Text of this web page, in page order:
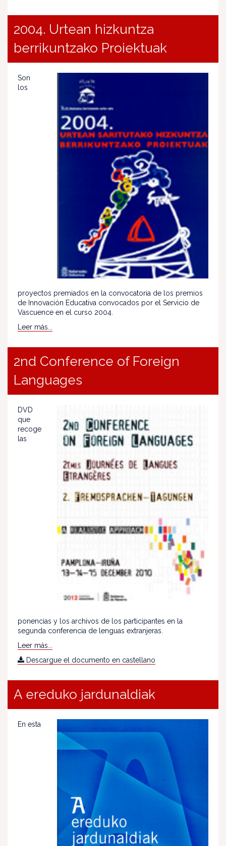
2004. Urtean hizkuntza
berrikuntzako Proiektuak
Son
los
proyectos premiados en la convocatoria de los premios
de Innovación Educativa convocados por el Servicio de
Vascuence en el curso 2004.
Leer más...
2nd Conference of Foreign
Languages
DVD
que
recoge
las
ponencias y los archivos de los participantes en la
segunda conferencia de lenguas extranjeras.
Leer más...
Descargue el documento en castellano
A ereduko jardunaldiak
En esta